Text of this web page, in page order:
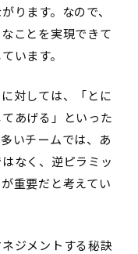
ります。 なので、
ことを実現できて
います。
対しては、「とに
あげる」といった
いチームでは、あ
なく、逆ピラミッ
重要だと考えてい
ジメントする秘訣